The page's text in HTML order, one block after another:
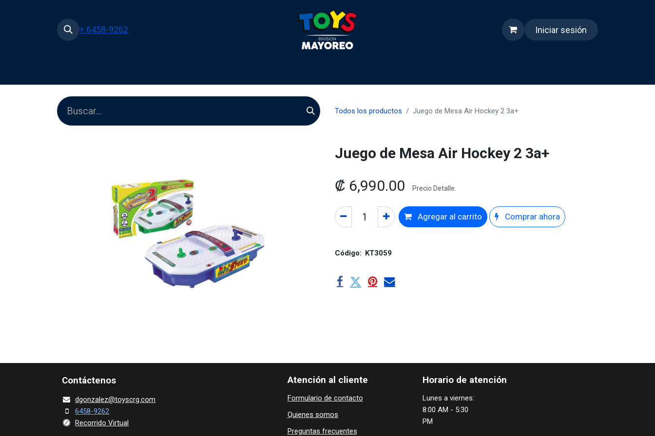
+ 6458-9262 Iniciar sesión
Todos los productos Juego de Mesa Air Hockey 2 3a+
Juego de Mesa Air Hockey 2 3a+
₡ 6,990.00 Precio Detalle.
Agregar al carrito Comprar ahora
Código: KT3059
Contácte​nos
dgonza​lez@toy​scrg.c​o​m
6458-9262
Recorrido Virtual
Horario de atención
Lunes a viernes:
8:00 AM - 5:30
PM
Atención al cliente
Formulario de contacto
Quienes ​som​​​os
Preguntas frecuentes